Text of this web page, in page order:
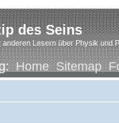
des Seins
anderen Lesern über Physik und
Home Sitemap